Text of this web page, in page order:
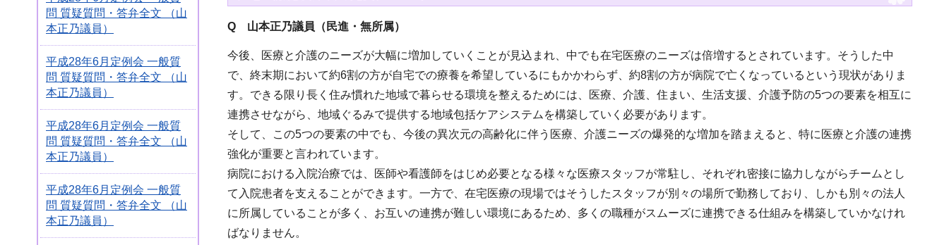
問 質疑質問・答弁全文 （山
本正乃議員）
平成28年6月定例会 一般質
問 質疑質問・答弁全文 （山
本正乃議員）
平成28年6月定例会 一般質
問 質疑質問・答弁全文 （山
本正乃議員）
平成28年6月定例会 一般質
問 質疑質問・答弁全文 （山
本正乃議員）
Q 山本正乃議員（民進・無所属）
今後、医療と介護のニーズが大幅に増加していくことが見込まれ、中でも在宅医療のニーズは倍増するとされています。そうした中
で、終末期において約6割の方が自宅での療養を希望しているにもかかわらず、約8割の方が病院で亡くなっているという現状がありま
す。できる限り長く住み慣れた地域で暮らせる環境を整えるためには、医療、介護、住まい、生活支援、介護予防の5つの要素を相互に
連携させながら、地域ぐるみで提供する地域包括ケアシステムを構築していく必要があります。
そして、この5つの要素の中でも、今後の異次元の高齢化に伴う医療、介護ニーズの爆発的な増加を踏まえると、特に医療と介護の連携
強化が重要と言われています。
病院における入院治療では、医師や看護師をはじめ必要となる様々な医療スタッフが常駐し、それぞれ密接に協力しながらチームとし
て入院患者を支えることができます。一方で、在宅医療の現場ではそうしたスタッフが別々の場所で勤務しており、しかも別々の法人
に所属していることが多く、お互いの連携が難しい環境にあるため、多くの職種がスムーズに連携できる仕組みを構築していかなけれ
ばなりません。